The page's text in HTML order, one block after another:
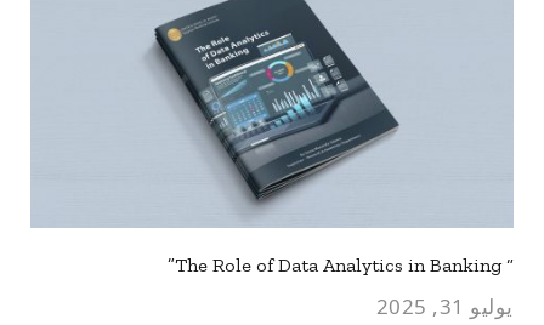
“ The Role of Data Analytics in Banking”
يوليو 31, 2025